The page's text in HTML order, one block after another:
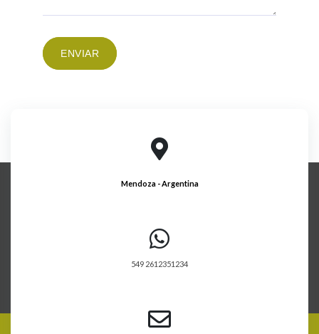
ENVIAR
Mendoza - Argentina
549 2612351234